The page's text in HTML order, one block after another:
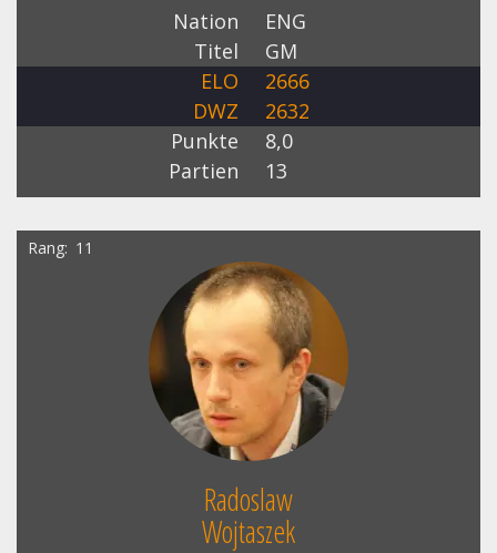
Nation
ENG
Titel
GM
ELO
2666
DWZ
2632
Punkte
8,0
Partien
13
Rang 11
Radoslaw
Wojtaszek